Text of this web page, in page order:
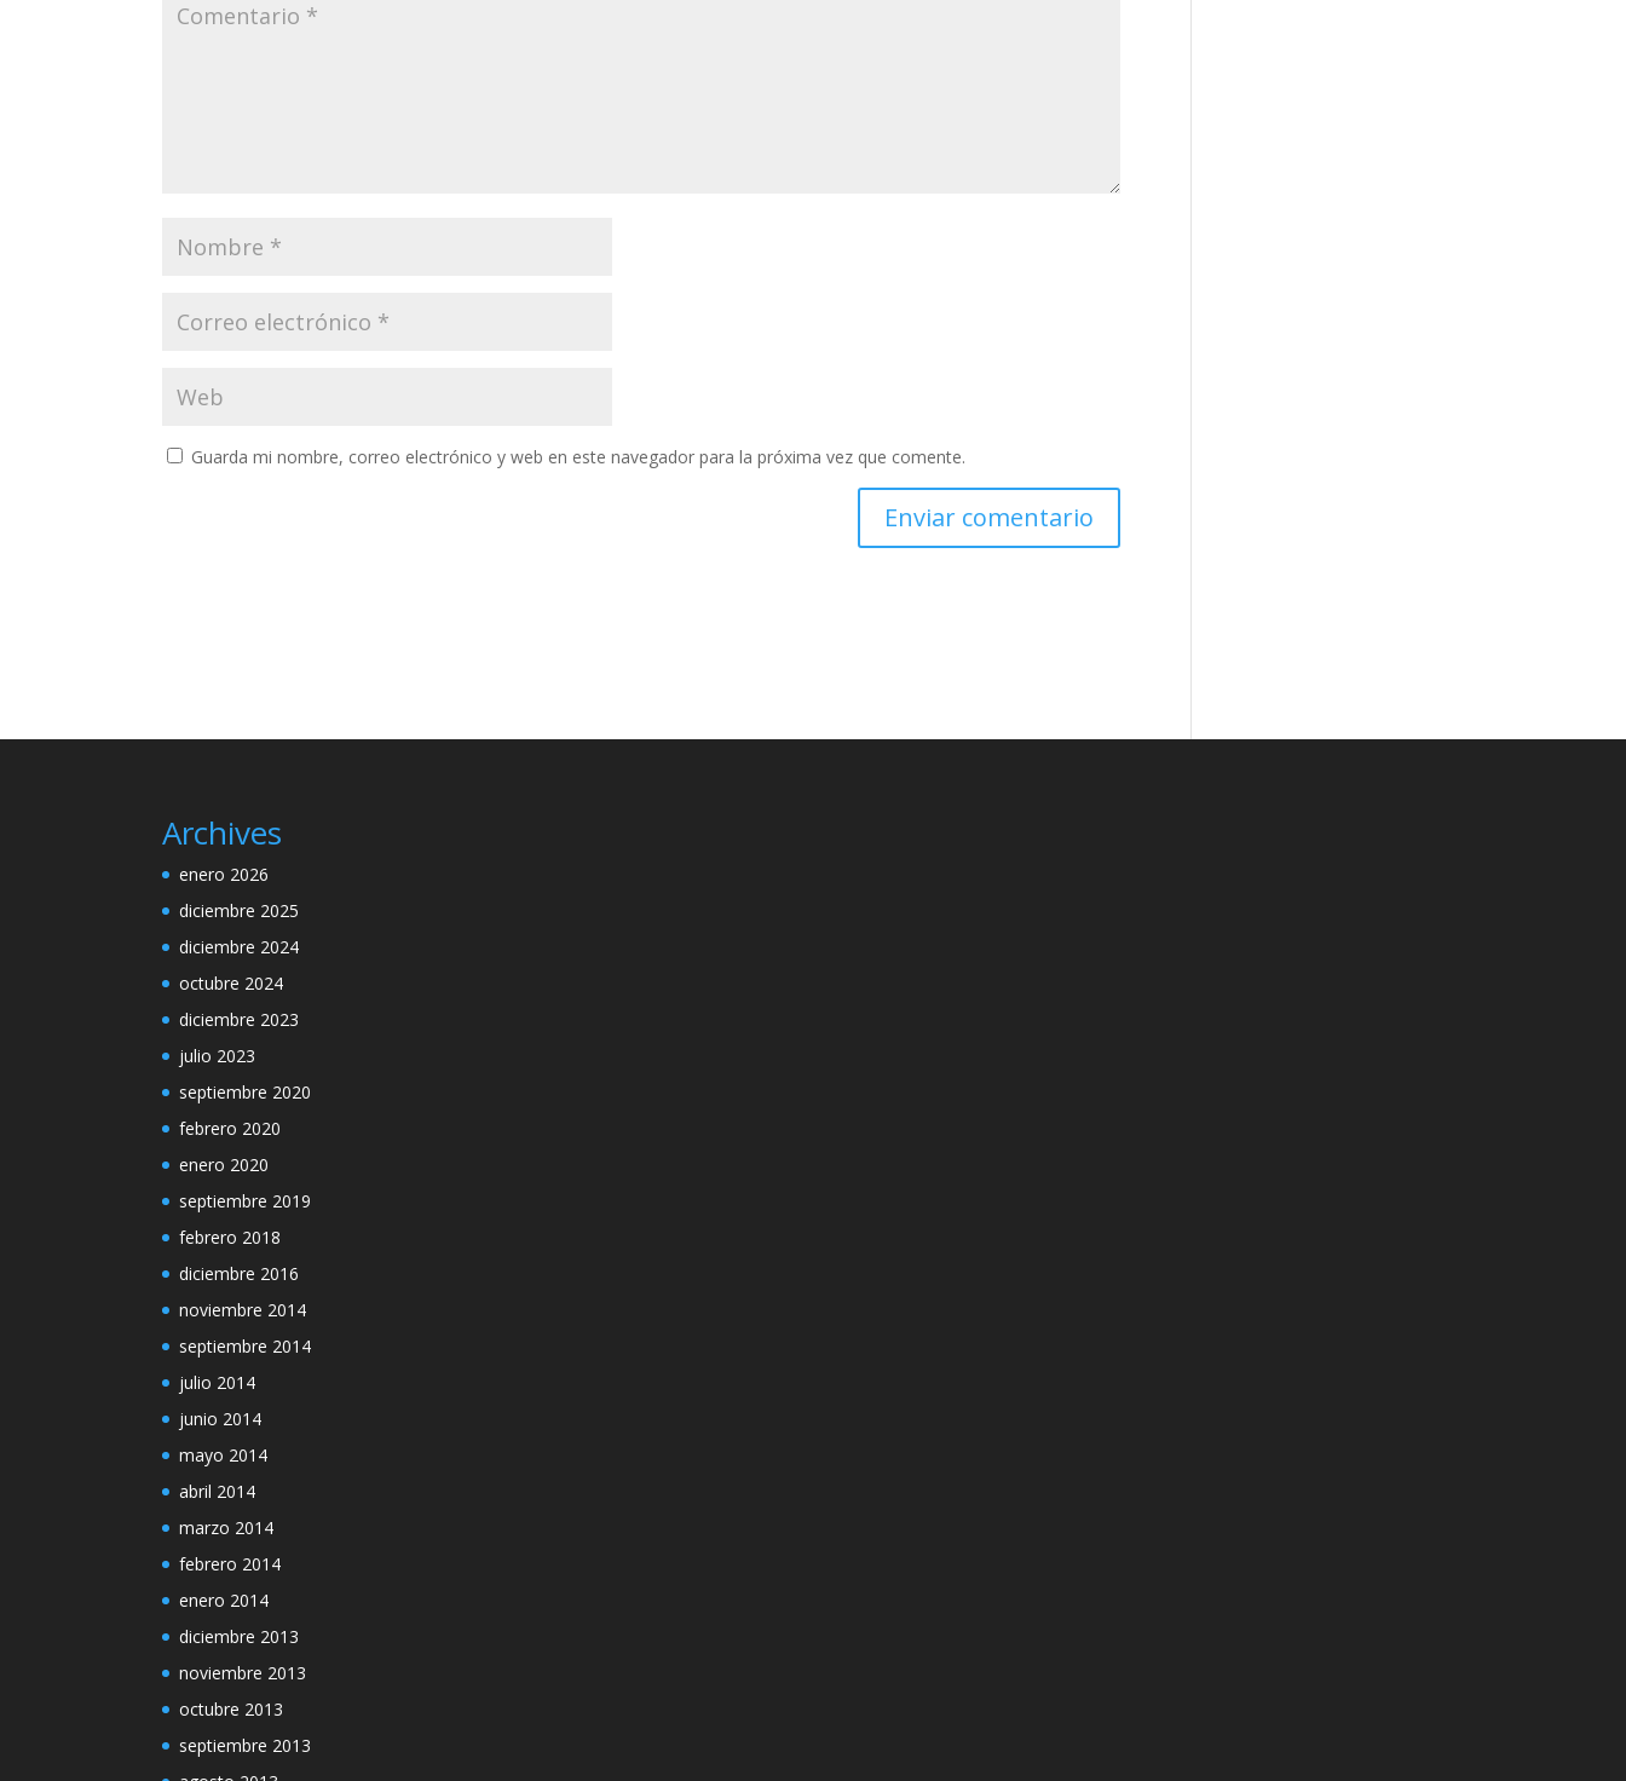
Guarda mi nombre, correo electrónico y web en este navegador para la próxima vez que comente.
Archives
enero 2026
diciembre 2025
diciembre 2024
octubre 2024
diciembre 2023
julio 2023
septiembre 2020
febrero 2020
enero 2020
septiembre 2019
febrero 2018
diciembre 2016
noviembre 2014
septiembre 2014
julio 2014
junio 2014
mayo 2014
abril 2014
marzo 2014
febrero 2014
enero 2014
diciembre 2013
noviembre 2013
octubre 2013
septiembre 2013